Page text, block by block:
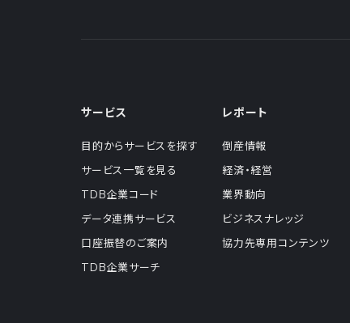
サービス
目的からサービスを探す
サービス一覧を見る
TDB企業コード
データ連携サービス
口座振替のご案内
TDB企業サーチ
レポート
倒産情報
経済・経営
業界動向
ビジネスナレッジ
協力先専用コンテンツ